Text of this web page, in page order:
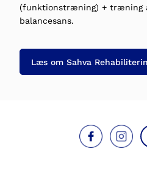
(funktionstræning) + træning
balancesans.
Læs om Sahva